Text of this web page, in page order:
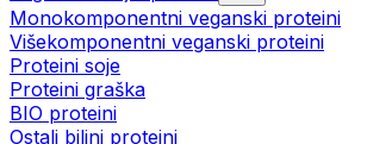
Monokomponentni veganski proteini
Višekomponentni veganski proteini
Proteini soje
Proteini graška
BIO proteini
Ostali biljni proteini